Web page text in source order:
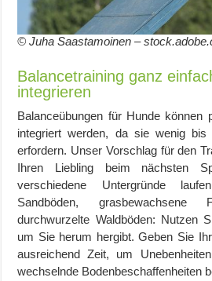
© Juha Saastamoinen –
Balancetraining ganz
integrieren
Balanceübungen für Hunde können
integriert werden, da sie wenig bis
erfordern. Unser Vorschlag für den
Ihren Liebling beim nächsten
verschiedene Untergründe
Sandböden,
durchwurzelte Waldböden: Nutzen
um Sie herum hergibt. Geben Sie
ausreichend Zeit, um
wechselnde Bodenbeschaffenheiten